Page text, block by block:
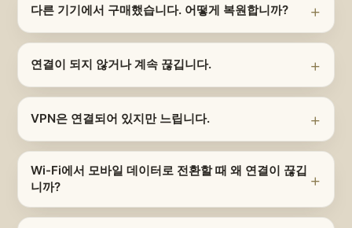
다른 기기에서 구매했습니다. 어떻게 복원합니까?
연결이 되지 않거나 계속 끊깁니다.
VPN은 연결되어 있지만 느립니다.
Wi-Fi에서 모바일 데이터로 전환할 때 왜 연결이 끊깁
니까?